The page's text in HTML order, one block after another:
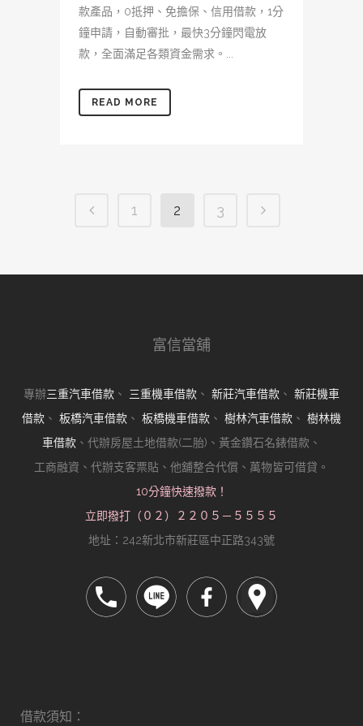
款產品，0抵押、免擔保、信用借款，1分
鐘申請，自動審批，最快3分鐘閃電放
款，全面滿足各類資金需求。...
READ MORE
1 2 3
富信當舖
專辦三重汽車借款 、 三重機車借款 、 新莊汽車借款 、 新莊機車
借款 、 板橋汽車借款 、 板橋機車借款 、 樹林汽車借款 、 樹林機
車借款 、代辦房屋土地借款(二胎)、黃金鑽石名錶借款、
工商融資、代辦支客票貼、他舖整合代償、萬物皆可借貸。
10分鐘快速撥款！
立即撥打（０２）２２０５－５５５５
地址：242新北市新莊區中正路343號
借款須知：